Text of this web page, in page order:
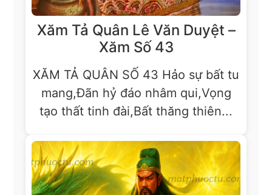
Xăm Tả Quân Lê Văn Duyệt –
Xăm Số 43
XĂM TẢ QUÂN SỐ 43 Hảo sự bất tu
mang,Đãn hỷ đáo nhâm qui,Vọng
tạo thất tinh đài,Bất thăng thiên...